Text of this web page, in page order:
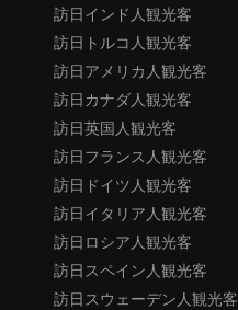
訪日インド人観光客
訪日トルコ人観光客
訪日アメリカ人観光客
訪日カナダ人観光客
訪日英国人観光客
訪日フランス人観光客
訪日ドイツ人観光客
訪日イタリア人観光客
訪日ロシア人観光客
訪日スペイン人観光客
訪日スウェーデン人観光客